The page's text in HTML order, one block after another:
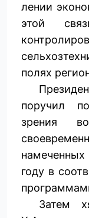
лении
этой
полях
поручил
зрения
намеченных
году в
Затем